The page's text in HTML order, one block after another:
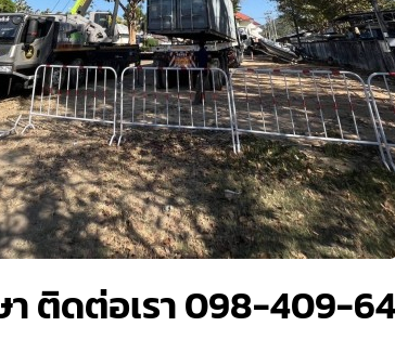
ติดต่อเรา 098-409-